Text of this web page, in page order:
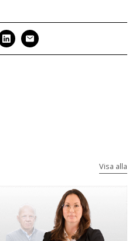
Visa alla